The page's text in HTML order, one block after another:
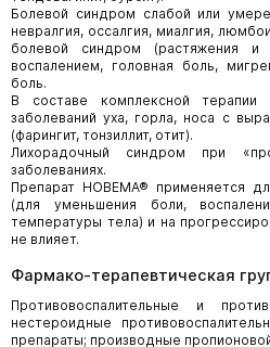
Болевой синдром слабой или
невралгия, оссалгия, миалгия,
болевой синдром (растяжения и
воспалением, головная боль,
боль.
В составе комплексной терапии
заболеваний уха, горла, носа с
(фарингит, тонзиллит, отит).
Лихорадочный синдром при
заболеваниях.
Препарат НОВЕМА® применяется
(для уменьшения боли,
температуры тела) и на
не влияет.
Фармако-терапевтическая
Противовоспалительные и
нестероидные
препараты; производные